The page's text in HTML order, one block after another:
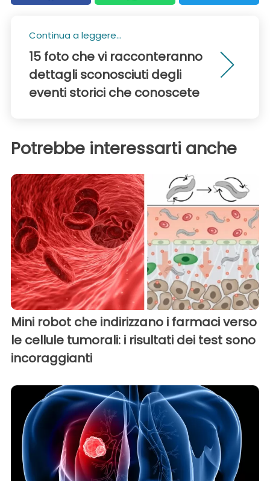
Continua a leggere...
15 foto che vi racconteranno
dettagli sconosciuti degli
eventi storici che conoscete
Potrebbe interessarti anche
Mini robot che indirizzano i farmaci verso
le cellule tumorali: i risultati dei test sono
incoraggianti